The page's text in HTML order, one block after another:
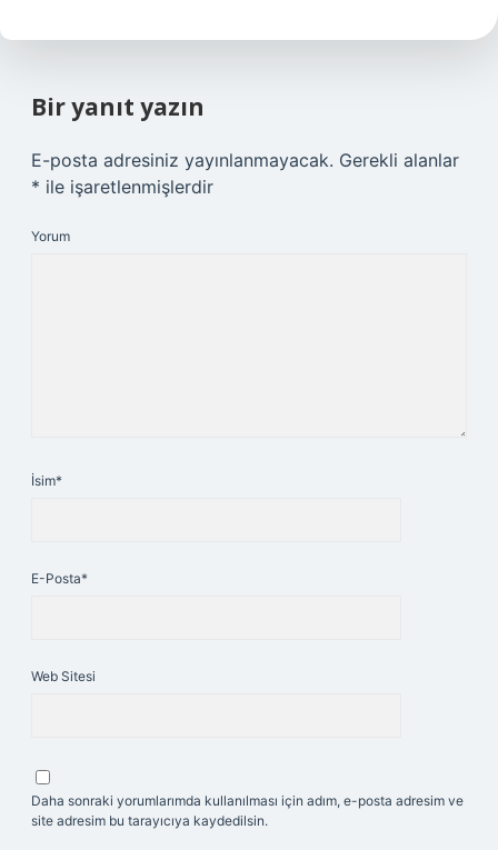
Bir yanıt yazın
E-posta adresiniz yayınlanmayacak. Gerekli alanlar
* ile işaretlenmişlerdir
Yorum
İsim*
E-Posta*
Web Sitesi
Daha sonraki yorumlarımda kullanılması için adım, e-posta adresim ve
site adresim bu tarayıcıya kaydedilsin.